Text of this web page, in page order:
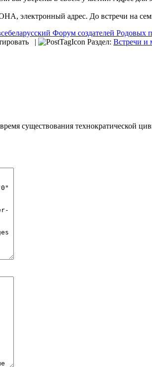
адрес. До встречи на
Форум создателей Родовых
| Раздел: Встречи и
существования технократической